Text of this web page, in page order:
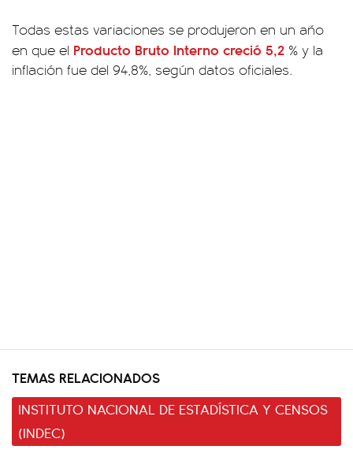
Todas estas variaciones se produjeron en un año
en que el Producto Bruto Interno creció 5,2 % y la
inflación fue del 94,8%, según datos oficiales.
TEMAS RELACIONADOS
INSTITUTO NACIONAL DE ESTADÍSTICA Y CENSOS
(INDEC)